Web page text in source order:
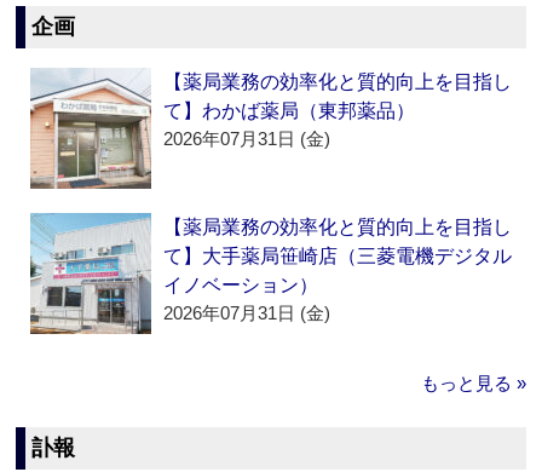
企画
【薬局業務の効率化と質的向上を目指し
て】わかば薬局（東邦薬品）
2026年07月31日 (金)
【薬局業務の効率化と質的向上を目指し
て】大手薬局笹崎店（三菱電機デジタル
イノベーション）
2026年07月31日 (金)
もっと見る »
訃報